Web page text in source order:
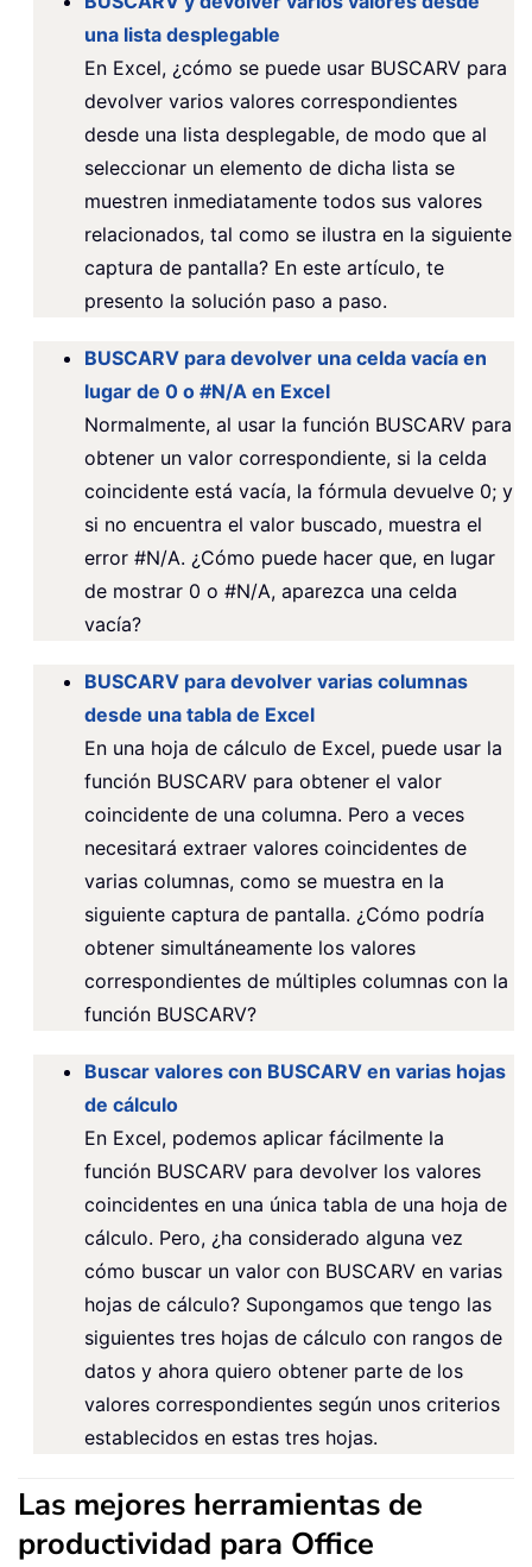
una lista desplegable
En Excel, ¿cómo se puede usar BUSCARV para
devolver varios valores correspondientes
desde una lista desplegable, de modo que al
seleccionar un elemento de dicha lista se
muestren inmediatamente todos sus valores
relacionados, tal como se ilustra en la siguiente
captura de pantalla? En este artículo, te
presento la solución paso a paso.
BUSCARV para devolver una celda vacía en
lugar de 0 o #N/A en Excel
Normalmente, al usar la función BUSCARV para
obtener un valor correspondiente, si la celda
coincidente está vacía, la fórmula devuelve 0; y
si no encuentra el valor buscado, muestra el
error #N/A. ¿Cómo puede hacer que, en lugar
de mostrar 0 o #N/A, aparezca una celda
vacía?
BUSCARV para devolver varias columnas
desde una tabla de Excel
En una hoja de cálculo de Excel, puede usar la
función BUSCARV para obtener el valor
coincidente de una columna. Pero a veces
necesitará extraer valores coincidentes de
varias columnas, como se muestra en la
siguiente captura de pantalla. ¿Cómo podría
obtener simultáneamente los valores
correspondientes de múltiples columnas con la
función BUSCARV?
Buscar valores con BUSCARV en varias hojas
de cálculo
En Excel, podemos aplicar fácilmente la
función BUSCARV para devolver los valores
coincidentes en una única tabla de una hoja de
cálculo. Pero, ¿ha considerado alguna vez
cómo buscar un valor con BUSCARV en varias
hojas de cálculo? Supongamos que tengo las
siguientes tres hojas de cálculo con rangos de
datos y ahora quiero obtener parte de los
valores correspondientes según unos criterios
establecidos en estas tres hojas.
Las mejores herramientas de
productividad para Office